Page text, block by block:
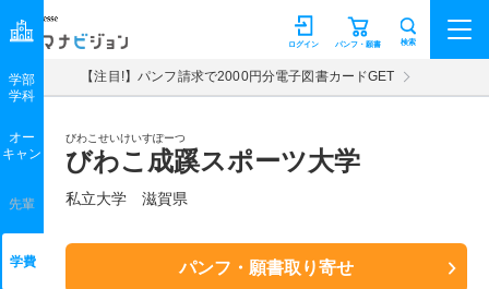
マナビジョン パンフ・願書
ログイン 検索
【注目!】パンフ請求で2000円分電子図書カードGET
びわこせいけいすぽーつ
びわこ成蹊スポーツ大学
私立大学 滋賀県
パンフ・願書取り寄せ
学部
学科
オー
キャン
先輩
学費